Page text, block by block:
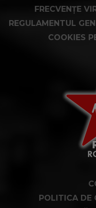
FRECVENȚE
REGULAMENTUL
COOKIES
POLITICA DE